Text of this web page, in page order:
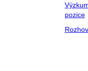
pozice